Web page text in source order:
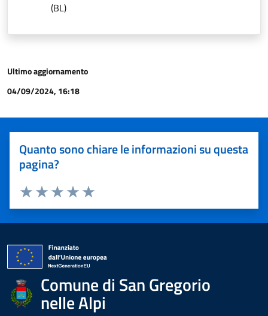
(BL)
Ultimo aggiornamento
04/09/2024, 16:18
Quanto sono chiare le informazioni su questa
pagina?
Valuta 5 stelle su 5
Valuta 4 stelle su 5
Valuta 3 stelle su 5
Valuta 2 stelle su 5
Valuta 1 stelle su 5
Comune di San Gregorio
nelle Alpi